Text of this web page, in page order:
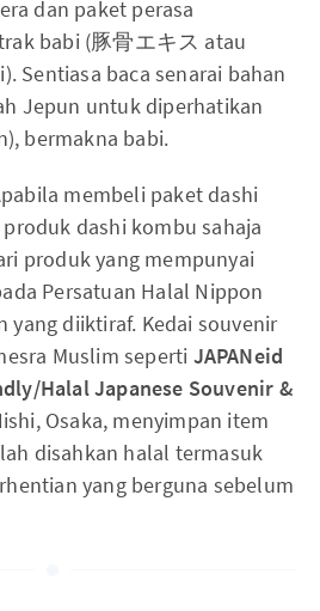
dan paket perasa
babi (豚骨エキス atau
Sentiasa baca senarai bahan
Jepun untuk diperhatikan
bermakna babi.
membeli paket dashi
dashi kombu sahaja
produk yang mempunyai
Persatuan Halal Nippon
yang diiktiraf. Kedai souvenir
Muslim seperti JAPANeid
Halal Japanese Souvenir &
Osaka, menyimpan item
disahkan halal termasuk
yang berguna sebelum